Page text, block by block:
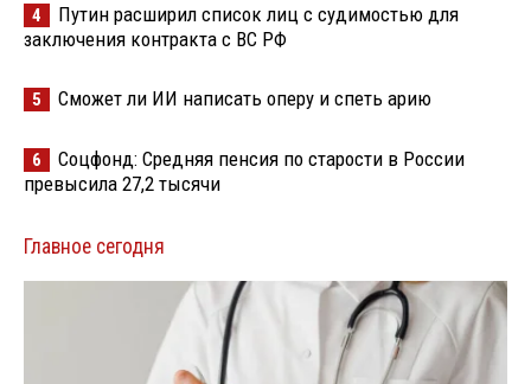
4
Путин расширил список лиц с судимостью для
заключения контракта с ВС РФ
5 Сможет ли ИИ написать оперу и спеть арию
6
Соцфонд: Средняя пенсия по старости в России
превысила 27,2 тысячи
Главное сегодня